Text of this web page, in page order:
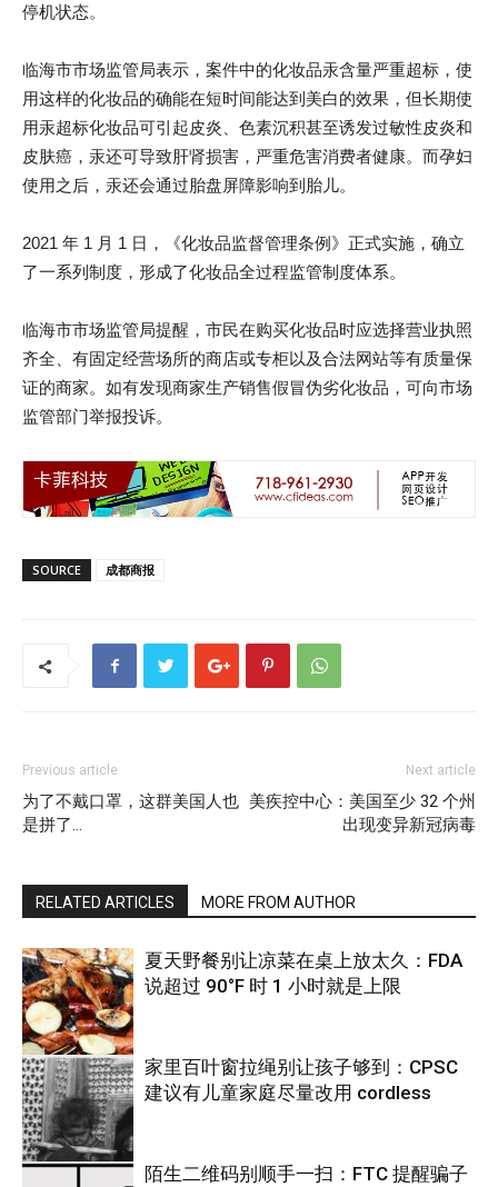
停机状态。
临海市市场监管局表示，案件中的化妆品汞含量严重超标，使
用这样的化妆品的确能在短时间能达到美白的效果，但长期使
用汞超标化妆品可引起皮炎、色素沉积甚至诱发过敏性皮炎和
皮肤癌，汞还可导致肝肾损害，严重危害消费者健康。而孕妇
使用之后，汞还会通过胎盘屏障影响到胎儿。
2021 年 1 月 1 日，《化妆品监督管理条例》正式实施，确立
了一系列制度，形成了化妆品全过程监管制度体系。
临海市市场监管局提醒，市民在购买化妆品时应选择营业执照
齐全、有固定经营场所的商店或专柜以及合法网站等有质量保
证的商家。如有发现商家生产销售假冒伪劣化妆品，可向市场
监管部门举报投诉。
SOURCE 成都商报
Previous article
为了不戴口罩，这群美国人也
是拼了…
Next article
美疾控中心：美国至少 32 个州
出现变异新冠病毒
RELATED ARTICLES MORE FROM AUTHOR
热点
夏天野餐别让凉菜在桌上放太久：FDA
说超过 90°F 时 1 小时就是上限
家里百叶窗拉绳别让孩子够到：CPSC
建议有儿童家庭尽量改用 cordless
陌生二维码别顺手一扫：FTC 提醒骗子